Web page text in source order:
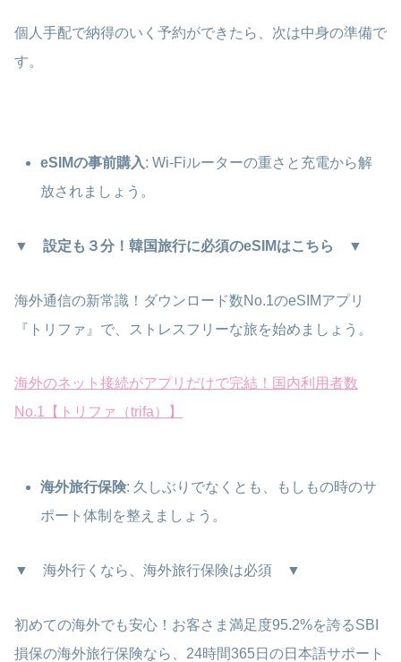
個人手配で納得のいく予約ができたら、次は中身の準備で
す。
eSIMの事前購入: Wi-Fiルーターの重さと充電から解
放されましょう。
▼ 設定も３分！韓国旅行に必須のeSIMはこちら ▼
海外通信の新常識！ダウンロード数No.1のeSIMアプリ
『トリファ』で、ストレスフリーな旅を始めましょう。
海外のネット接続がアプリだけで完結！国内利用者数
No.1【トリファ（trifa）】
海外旅行保険: 久しぶりでなくとも、もしもの時のサ
ポート体制を整えましょう。
▼ 海外行くなら、海外旅行保険は必須 ▼
初めての海外でも安心！お客さま満足度95.2%を誇るSBI
損保の海外旅行保険なら、24時間365日の日本語サポート